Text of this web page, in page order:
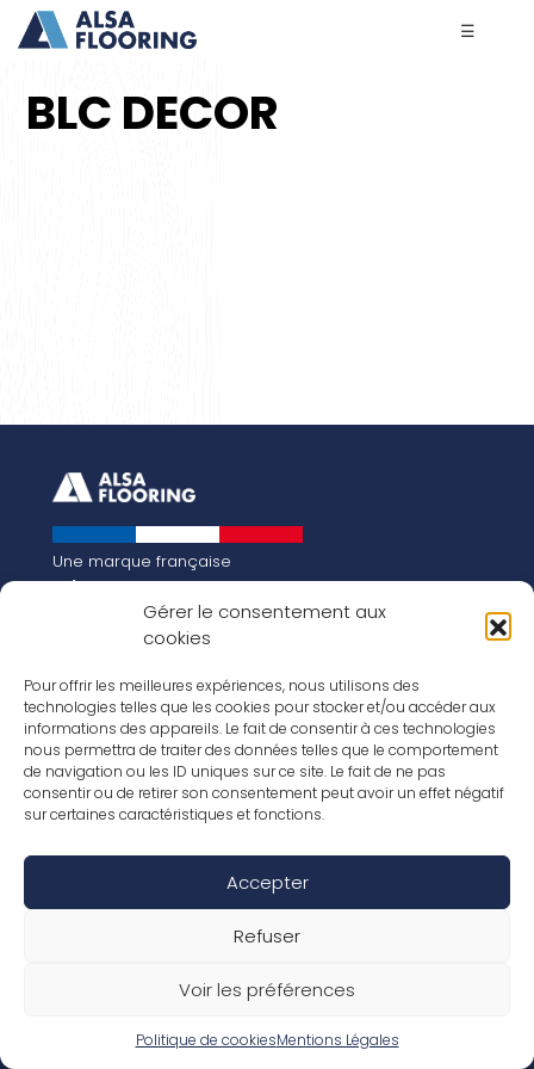
Gérer le consentement aux
cookies
Pour offrir les meilleures expériences, nous utilisons des
technologies telles que les cookies pour stocker et/ou accéder aux
informations des appareils. Le fait de consentir à ces technologies
nous permettra de traiter des données telles que le comportement
de navigation ou les ID uniques sur ce site. Le fait de ne pas
consentir ou de retirer son consentement peut avoir un effet négatif
sur certaines caractéristiques et fonctions.
Accepter
Refuser
Voir les préférences
Politique de cookiesMentions Légales
☰
BLC DECOR
Une marque française
Qui sommes-nous
Notre histoire
Les chiffres clés
FR
EN
Nos revêtements
Nos Stratifiés
Nos accessoires
Nos parquets
Conditions de garantie
Déclaration de performance
Politique de confidentialité